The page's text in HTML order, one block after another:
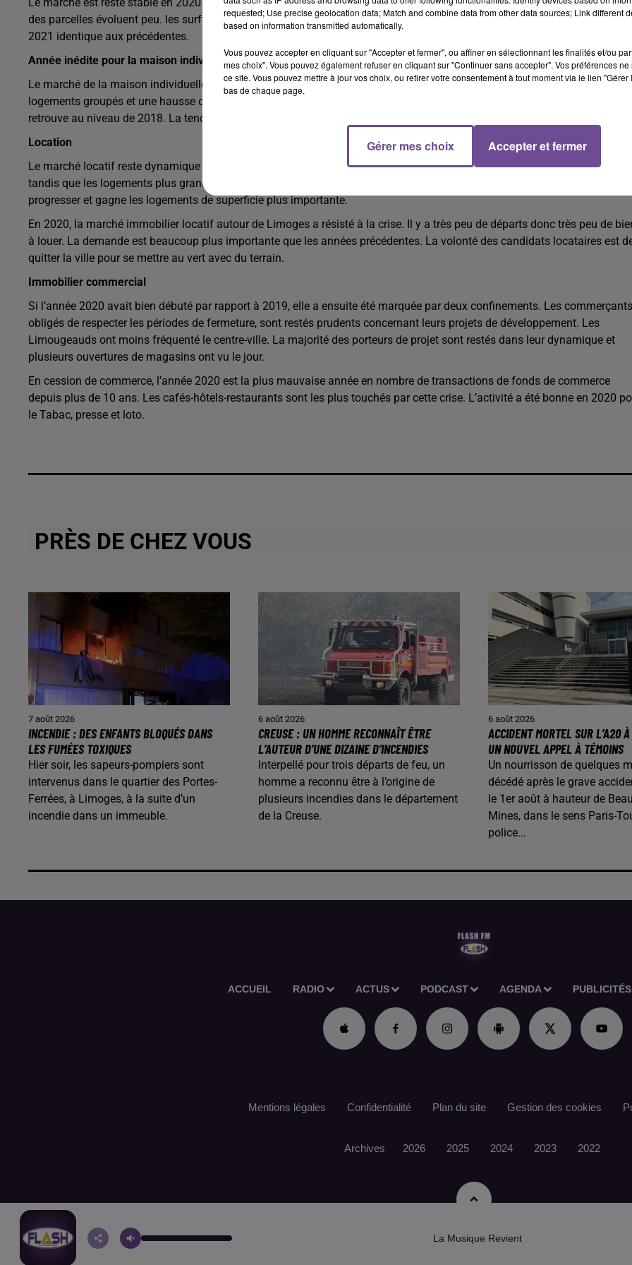
des parcelles évoluent peu. les surfaces continuent de diminuer. Les réserves foncières permettent de prévoir une année
2021 identique aux précédentes.
Année inédite pour la maison individuelle
Le marché de la maison individuelle a plutôt bien résisté : légère baisse pour la maison individuelle, une baisse de 28%
logements groupés et une hausse de 82% des logements collectifs et en résidence. Le marché de la maison individuelle se
retrouve au niveau de 2018. La tendance 2019 à la stabilisation se poursuit malgré la hausse des coûts des matériaux.
Location
Le marché locatif reste dynamique à Limoges en 2020. Dans le neuf, la moyenne des loyers de petites surfaces a
tandis que les logements plus grands ont eu tendance a stagner, voire à baisser. La demande de meublé ne cesse de
progresser et gagne les logements de superficie plus importante.
En 2020, la marché immobilier locatif autour de Limoges a résisté à la crise. Il y a très peu de départs donc très peu de
à louer. La demande est beaucoup plus importante que les années précédentes. La volonté des candidats locataires est
quitter la ville pour se mettre au vert avec du terrain.
Immobilier commercial
Si l’année 2020 avait bien débuté par rapport à 2019, elle a ensuite été marquée par deux confinements. Les
obligés de respecter les périodes de fermeture, sont restés prudents concernant leurs projets de développement. Les
Limougeauds ont moins fréquenté le centre-ville. La majorité des porteurs de projet sont restés dans leur dynamique et
plusieurs ouvertures de magasins ont vu le jour.
En cession de commerce, l’année 2020 est la plus mauvaise année en nombre de transactions de fonds de commerce
depuis plus de 10 ans. Les cafés-hôtels-restaurants sont les plus touchés par cette crise. L’activité a été bonne en 2020
le Tabac, presse et loto.
PRÈS DE CHEZ VOUS
7 août 2026
INCENDIE : DES ENFANTS BLOQUÉS DANS
LES FUMÉES TOXIQUES
Hier soir, les sapeurs-pompiers sont
intervenus dans le quartier des Portes-
Ferrées, à Limoges, à la suite d’un
incendie dans un immeuble.
6 août 2026
CREUSE : UN HOMME RECONNAÎT ÊTRE
L’AUTEUR D’UNE DIZAINE D’INCENDIES
Interpellé pour trois départs de feu, un
homme a reconnu être à l’origine de
plusieurs incendies dans le département
de la Creuse.
6 août 2026
ACCIDENT MORTEL SUR L’A20
UN NOUVEL APPEL À TÉMOINS
Un nourrisson de quelques
décédé après le grave
le 1er août à hauteur de
Mines, dans le sens Paris-
police...
ACCUEIL RADIO ACTUS PODCAST AGENDA PUBLICITÉS
La Musique Revient
Mentions légales Confidentialité Plan du site Gestion des cookies
Archives 2026 2025 2024 2023 2022
requested; Use precise geolocation data; Match and combine data from other data sources; Link different
based on information transmitted automatically.
Vous pouvez accepter en cliquant sur "Accepter et fermer", ou affiner en sélectionnant les finalités et/ou
mes choix". Vous pouvez également refuser en cliquant sur "Continuer sans accepter". Vos préférences
ce site. Vous pouvez mettre à jour vos choix, ou retirer votre consentement à tout moment via le lien
bas de chaque page.
Gérer mes choix Accepter et fermer